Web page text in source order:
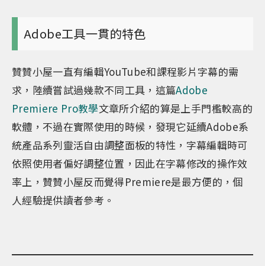
Adobe工具一貫的特色
贊贊小屋一直有編輯YouTube和課程影片字幕的需
求，陸續嘗試過幾款不同工具，這篇Adobe
Premiere Pro教學文章所介紹的算是上手門檻較高的
軟體，不過在實際使用的時候，發現它延續Adobe系
統產品系列靈活自由調整面板的特性，字幕編輯時可
依照使用者偏好調整位置，因此在字幕修改的操作效
率上，贊贊小屋反而覺得Premiere是最方便的，個
人經驗提供讀者參考。